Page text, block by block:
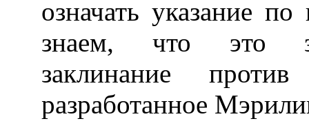
означать указание
знаем, что это
заклинание против
разработанное